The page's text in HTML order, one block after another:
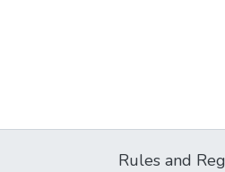
Rules and